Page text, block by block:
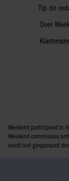
verzameld op
gaat akkoord
Tip de
Over
Weekend participeert in
Weekend commissies
wordt niet gesponsord